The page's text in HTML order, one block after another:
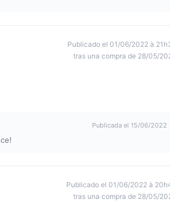
Publicado el 01/06/2022 à
tras una compra de 28/05/
Publicada el 15/06/2022
Publicado el 01/06/2022 à
tras una compra de 28/05/